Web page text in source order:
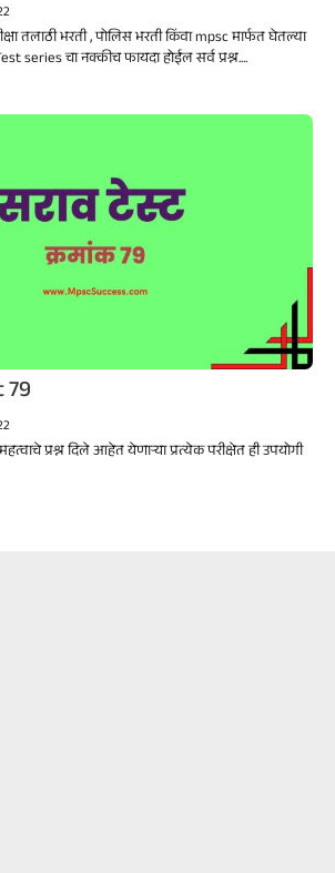
तलाठी भरती , पोलिस भरती किंवा mpsc मार्फत घेतल्या
series चा नक्कीच फायदा होईल सर्व प्रश्न....
79
प्रश्न दिले आहेत येणाऱ्या प्रत्येक परीक्षेत ही उपयोगी